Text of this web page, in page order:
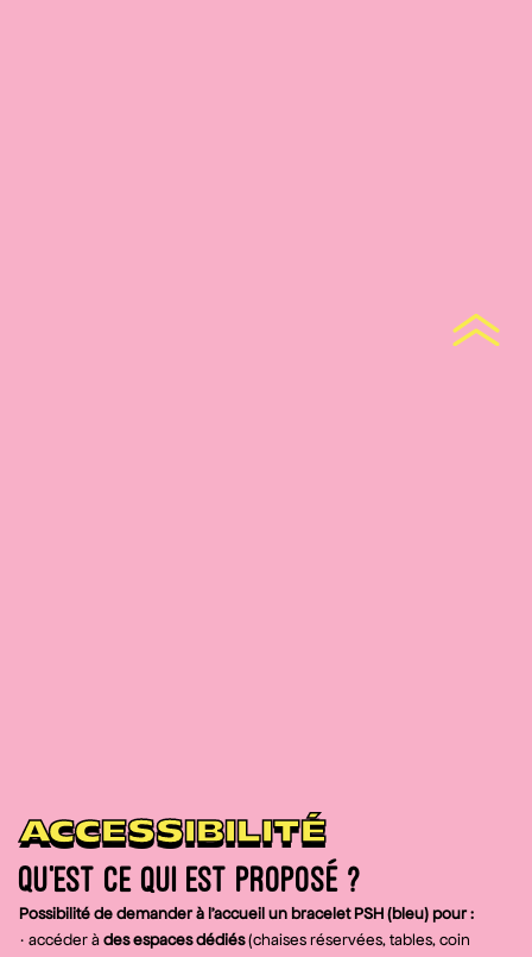
ACCESSIBILITÉ
Qu'est ce qui est proposé ?
Possibilité de demander à l’accueil un bracelet PSH (bleu) pour :
· accéder à des espaces dédiés(chaises réservées, tables, coin